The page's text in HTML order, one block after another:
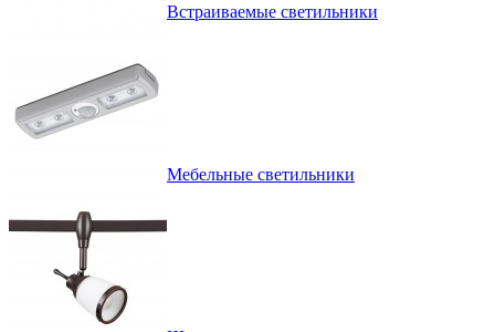
Встраиваемые светильники
Мебельные светильники